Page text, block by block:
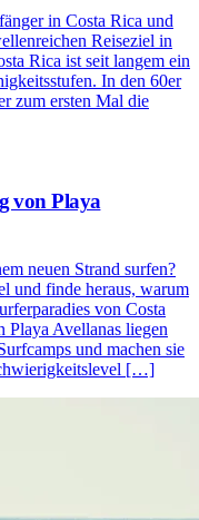
in Costa Rica und
Reiseziel in
Rica ist seit langem ein
In den 60er
zum ersten Mal die
von Playa
neuen Strand surfen?
und finde heraus, warum
von Costa
Playa Avellanas liegen
und machen sie
[…]